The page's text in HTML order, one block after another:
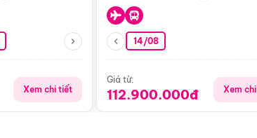
Xem chi tiết
14/08
Giá từ:
112.900.000đ Xem